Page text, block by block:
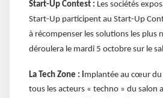
Start-Up Contest : Les sociétés
Start-Up participent au Start-Up
à récompenser les solutions les plus
déroulera le mardi 5 octobre sur le
La Tech Zone : implantée au cœur du
tous les acteurs « techno » du salon